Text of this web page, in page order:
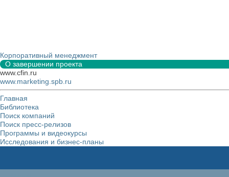
Корпоративный менеджмент
О завершении проекта
www.cfin.ru
www.marketing.spb.ru
Главная
Библиотека
Поиск компаний
Поиск пресс-релизов
Программы и видеокурсы
Исследования и бизнес-планы